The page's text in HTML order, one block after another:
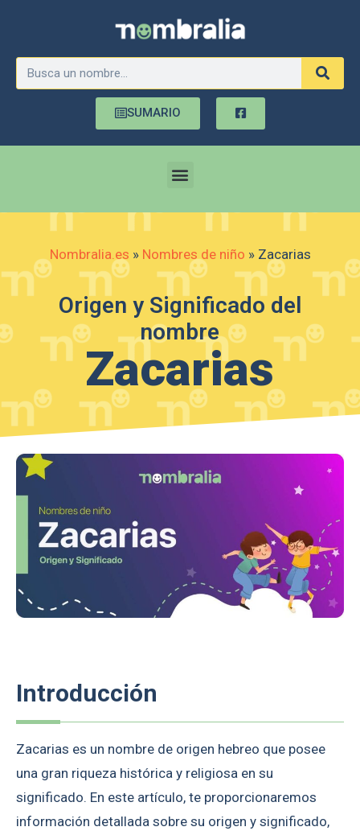
SUMARIO
Nombralia.es » Nombres de niño » Zacarias
Origen y Significado del
nombre
Zacarias
Introducción
Zacarias es un nombre de origen hebreo que posee
una gran riqueza histórica y religiosa en su
significado. En este artículo, te proporcionaremos
información detallada sobre su origen y significado,